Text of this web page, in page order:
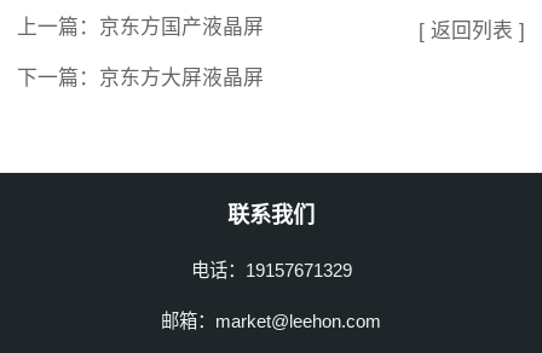
上一篇： 京东方国产液晶屏
下一篇： 京东方大屏液晶屏
[ 返回列表 ]
联系我们
电话：19157671329
邮箱：market@leehon.com